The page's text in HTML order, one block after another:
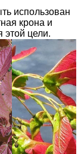
использован
крона и
этой цели.